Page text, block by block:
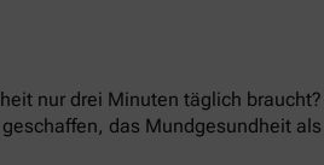
nur drei Minuten täglich
das Mundgesundheit